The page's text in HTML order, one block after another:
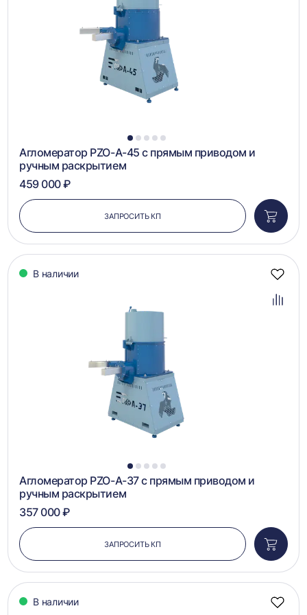
1 2 3 4 5
Агломератор PZO-А-45 с прямым приводом и
ручным раскрытием
459 000 ₽
ЗАПРОСИТЬ КП
в
В наличии
1 2 3 4 5
Агломератор PZO-А-37 с прямым приводом и
ручным раскрытием
357 000 ₽
ЗАПРОСИТЬ КП
в
В наличии